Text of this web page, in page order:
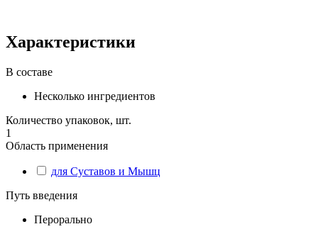
Характеристики
В составе
Несколько ингредиентов
Количество упаковок, шт.
1
Область применения
для Суставов и Мышц
Путь введения
Перорально